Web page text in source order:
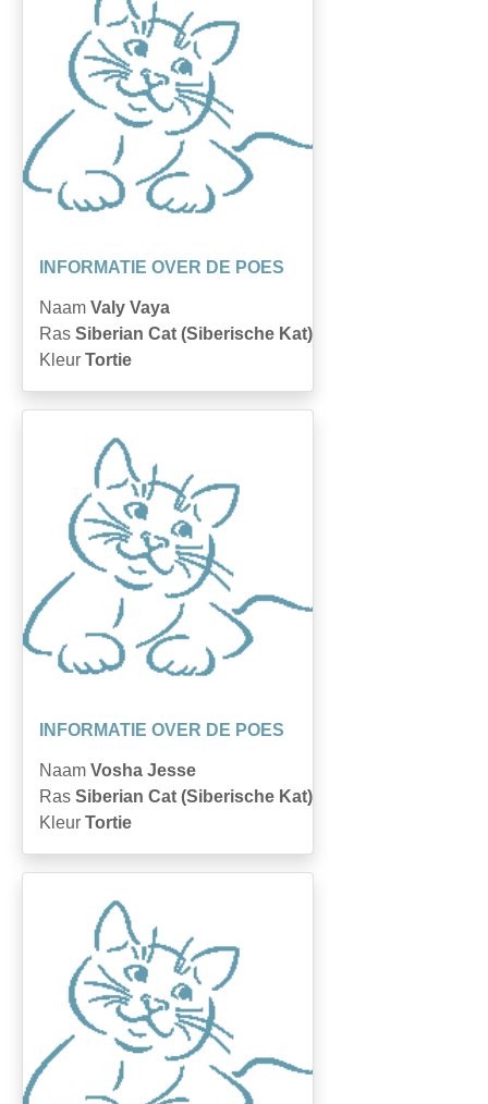
INFORMATIE OVER DE POES
Naam Valy Vaya
Ras Siberian Cat (Siberische Kat)
Kleur Tortie
INFORMATIE OVER DE POES
Naam Vosha Jesse
Ras Siberian Cat (Siberische Kat)
Kleur Tortie